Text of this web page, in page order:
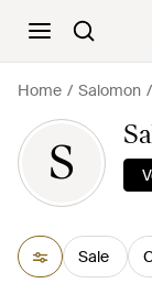
Home Salomon
S
Sale